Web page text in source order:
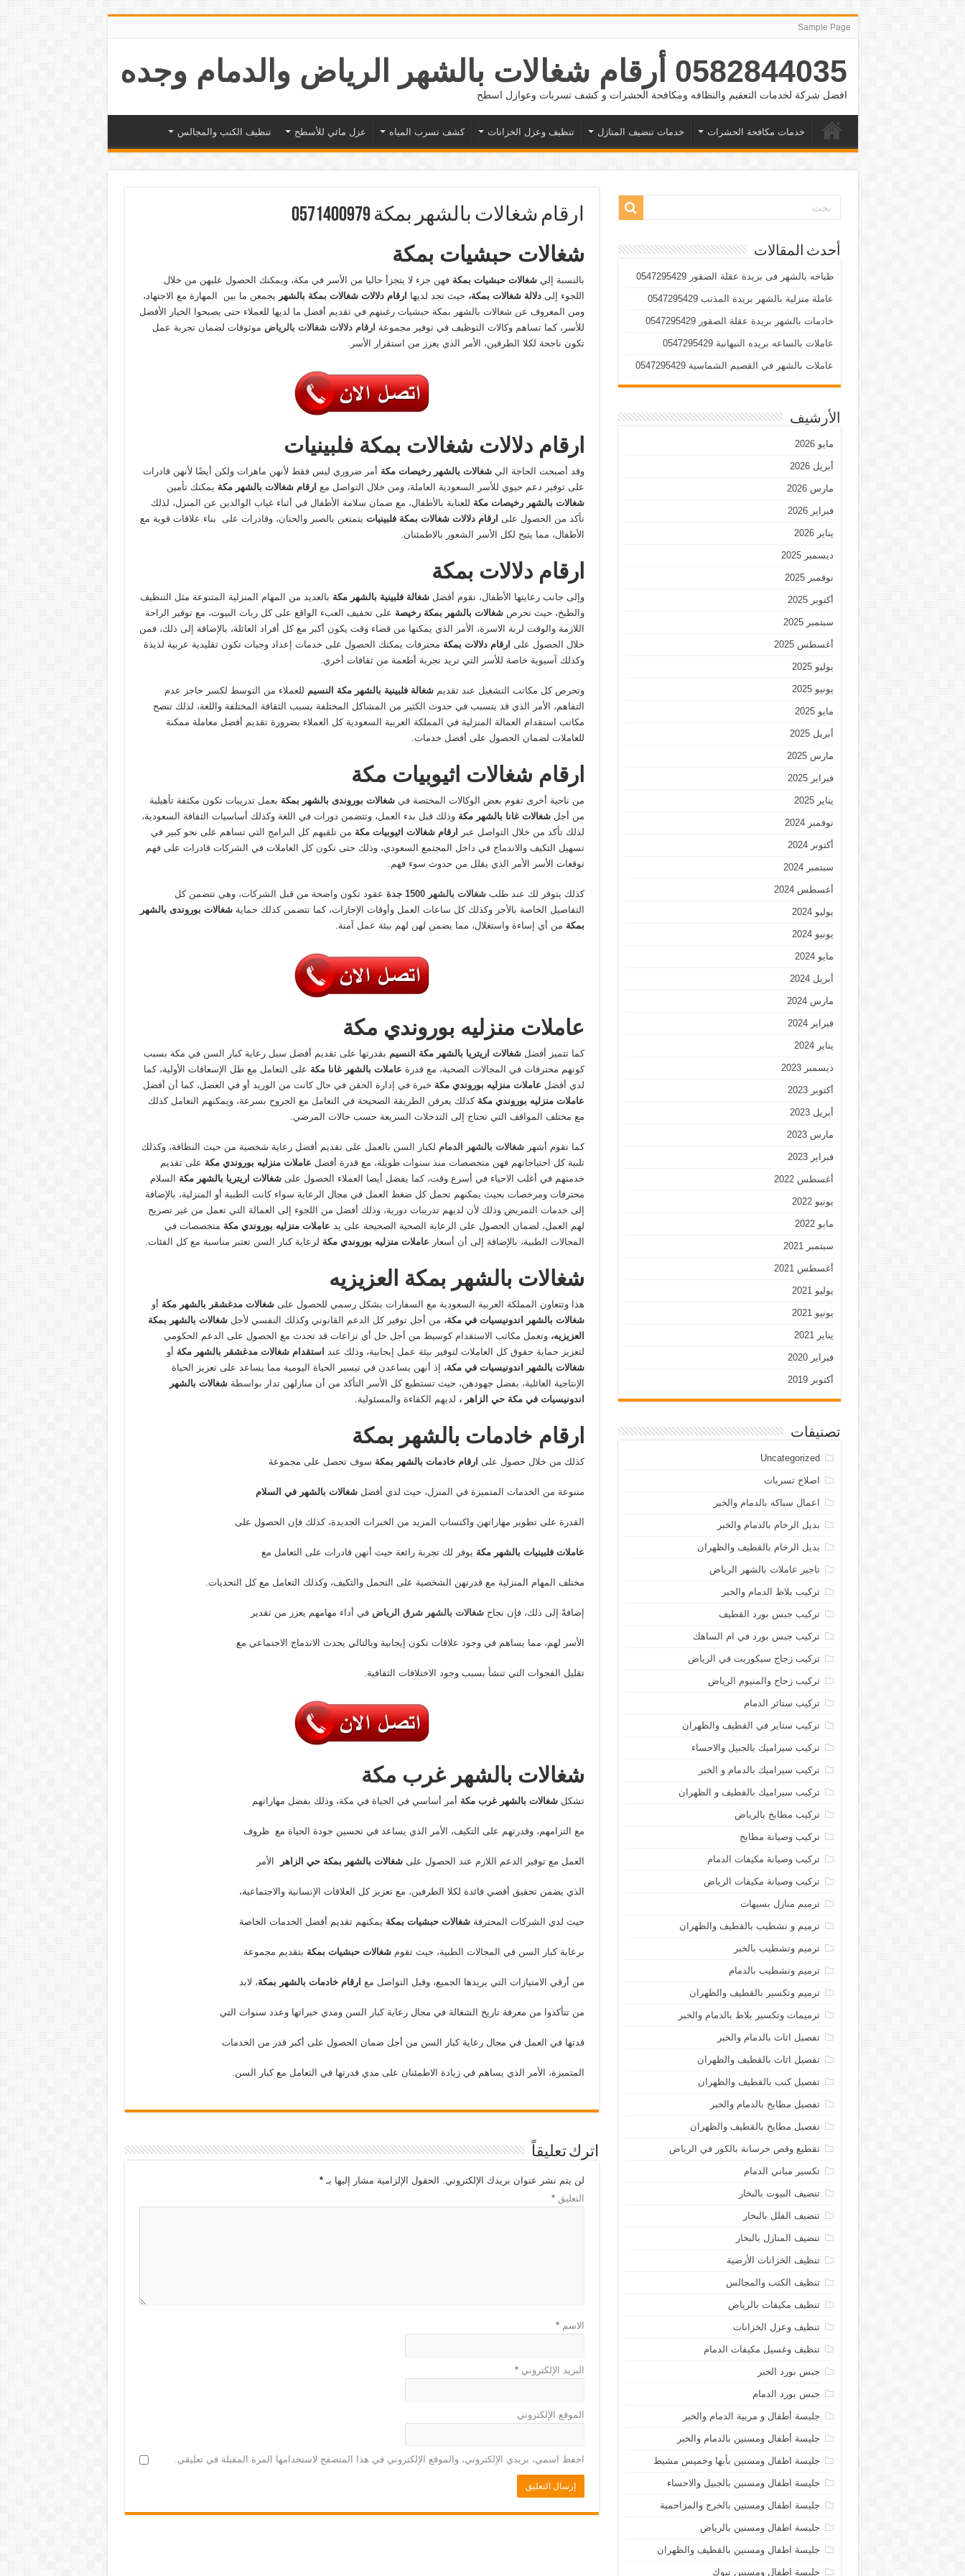
Sample Page
0582844035 أرقام شغالات بالشهر الرياض والدمام وجده
افضل شركة لخدمات التعقيم والنظافه ومكافحة الحشرات و كشف تسربات وعوازل اسطح
خدمات مكافحة الحشرات خدمات تنضيف المنازل تنظيف وعزل الخزانات كشف تسرب المياه عزل مائي للأسطح تنظيف الكنب والمجالس
ارقام شغالات بالشهر بمكة 0571400979
شغالات حبشيات بمكة
بالنسبة إليشغالات حبشيات بمكةفهن جزء لا يتجزأ حاليا من الأسر في مكة، ويمكنك الحصول عليهن من خلال
اللجوء إلىدلالة شغالات بمكة، حيث تجد لديها ارقام دلالات شغالات بمكة بالشهر يجمعن ما بين المهارة مع الاجتهاد،
ومن المعروف عن شغالات بالشهر بمكة حبشيات رغبتهم في تقديم أفضل ما لديها للعملاء حتى يصبحوا الخيار الأفضل
للأسر، كما تساهم وكالات التوظيف في توفير مجموعة ارقام دلالات شغالات بالرياض موثوقات لضمان تجربة عمل
تكون ناجحة لكلا الطرفين، الأمر الذي يعزز من استقرار الأسر.
ارقام دلالات شغالات بمكة فلبينيات
وقد أصبحت الحاجة اليشغالات بالشهر رخيصات مكة أمر ضروري ليس فقط لأنهن ماهرات ولكن أيضًا لأنهن قادرات
على توفير دعم حيوي للأسر السعودية العاملة، ومن خلال التواصل مع ارقام شغالات بالشهر مكة يمكنك تأمين
شغالات بالشهر رخيصات مكة للعناية بالأطفال، مع ضمان سلامة الأطفال في أثناء غياب الوالدين عن المنزل، لذلك
تأكد من الحصول على ارقام دلالات شغالات بمكة فلبينيات يتمتعن بالصبر والحنان، وقادرات على بناء علاقات قوية مع
الأطفال، مما يتيح لكل الأسر الشعور بالاطمئنان.
ارقام دلالات بمكة
وإلى جانب رعايتها الأطفال، تقوم أفضلشغالة فلبينية بالشهر مكة بالعديد من المهام المنزلية المتنوعة مثل التنظيف
والطبخ، حيث تحرصشغالات بالشهر بمكة رخيصة على تخفيف العبء الواقع على كل ربات البيوت، مع توفير الراحة
اللازمة والوقت لربة الاسرة، الأمر الذي يمكنها من قضاء وقت يكون أكبر مع كل أفراد العائلة، بالإضافة إلى ذلك، فمن
خلال الحصول على ارقام دلالات بمكة محترفات يمكنك الحصول على خدمات إعداد وجبات تكون تقليدية عربية لذيذة
وكذلك آسيوية خاصة للأسر التي تريد تجربة أطعمة من ثقافات أخري.
وتحرص كل مكاتب التشغيل عند تقديمشغالة فلبينية بالشهر مكة النسيم للعملاء من التوسط لكسر حاجز عدم
التفاهم، الأمر الذي قد يتسبب في حدوث الكثير من المشاكل المختلفة بسبب الثقافة المختلفة واللغة، لذلك تنصح
مكاتب استقدام العمالة المنزلية في المملكة العربية السعودية كل العملاء بضرورة تقديم أفضل معاملة ممكنة
للعاملات لضمان الحصول على أفضل خدمات.
ارقام شغالات اثيوبيات مكة
من ناحية أخرى تقوم بعض الوكالات المختصة فيشغالات بوروندى بالشهر بمكة بعمل تدريبات تكون مكثفة تأهيلية
من أجلشغالات غانا بالشهر مكة وذلك قبل بدء العمل، وتتضمن دورات في اللغة وكذلك أساسيات الثقافة السعودية،
لذلك تأكد من خلال التواصل عبر
ارقام شغالات اثيوبيات مكة من تلقيهم كل البرامج التي تساهم على نحو كبير في
تسهيل التكيف والاندماج في داخل المجتمع السعودي، وذلك حتى تكون كل العاملات في الشركات قادرات على فهم
توقعات الأسر الأمر الذي يقلل من حدوث سوء فهم.
كذلك يتوفر لك عند طلبشغالات بالشهر 1500 جدة
عقود تكون واضحة من قبل الشركات، وهي تتضمن كل
التفاصيل الخاصة بالأجر وكذلك كل ساعات العمل وأوقات الإجازات، كما تتضمن كذلك حمايةشغالات بوروندى بالشهر
بمكة من أي إساءة واستغلال، مما يضمن لهن لهم بيئة عمل آمنة.
عاملات منزليه بوروندي مكة
كما تتميز أفضلشغالات اريتريا بالشهر مكة النسيم بقدرتها على تقديم أفضل سبل رعاية كبار السن في مكة بسبب
كونهم محترفات في المجالات الصحية، مع قدرة عاملات بالشهر غانا مكة على التعامل مع طل الإسعافات الأولية، كما
لدي أفضل عاملات منزليه بوروندي مكة خبرة في إدارة الحقن في حال كانت من الوريد أو في العضل، كما أن أفضل
عاملات منزليه بوروندي مكة كذلك يعرفن الطريقة الصحيحة في التعامل مع الجروح بسرعة، ويمكنهم التعامل كذلك
مع مختلف المواقف التي تحتاج إلى التدخلات السريعة حسب حالات المرضي.
كما تقوم أشهرشغالات بالشهر الدمام لكبار السن بالعمل على تقديم أفضل رعاية شخصية من حيث النظافة، وكذلك
تلبية كل احتياجاتهم فهن متخصصات منذ سنوات طويلة، مع قدرة أفضل عاملات منزليه بوروندي مكة على تقديم
خدمتهم في أغلب الاحياء في أسرع وقت، كما يفضل أيضا العملاء الحصول علىشغالات اريتريا بالشهر مكة السلام
محترفات ومرخصات بحيث يمكنهم تحمل كل ضغط العمل في مجال الرعاية سواء كانت الطبية أو المنزلية، بالإضافة
إلى خدمات التمريض وذلك لأن لديهم تدريبات دورية، وذلك أفضل من اللجوء إلى العمالة التي تعمل من غير تصريح
لهم العمل، لضمان الحصول على الرعاية الصحية الصحيحة على يد عاملات منزليه بوروندي مكة متخصصات في
المجالات الطبية، بالإضافة إلى أن أسعار عاملات منزليه بوروندي مكة لرعاية كبار السن تعتبر مناسبة مع كل الفئات.
شغالات بالشهر بمكة العزيزيه
هذا وتتعاون المملكة العربية السعودية مع السفارات بشكل رسمي للحصول علىشغالات مدغشقر بالشهر مكة أو
شغالات بالشهر اندونيسيات في مكة، من أجل توفير كل الدعم القانوني وكذلك النفسي لأجلشغالات بالشهر بمكة
العزيزيه، وتعمل مكاتب الاستقدام كوسيط من أجل حل أي نزاعات قد تحدث مع الحصول على الدعم الحكومي
لتعزيز حماية حقوق كل العاملات لتوفير بيئة عمل إيجابية، وذلك عند استقدام شغالات مدغشقر بالشهر مكة أو
شغالات بالشهر اندونيسيات في مكة، إذ أنهن يساعدن في تيسير الحياة اليومية مما يساعد على تعزيز الحياة
الإنتاجية العائلية، بفضل جهودهن، حيث تستطيع كل الأسر التأكد من أن منازلهن تدار بواسطةشغالات بالشهر
اندونيسيات في مكة حي الزاهر ، لديهم الكفاءة والمسئولية.
ارقام خادمات بالشهر بمكة
كذلك من خلال حصول على ارقام خادمات بالشهر بمكة سوف تحصل على مجموعة
متنوعة من الخدمات المتميزة في المنزل، حيث لدي أفضلشغالات بالشهر في السلام
القدرة على تطوير مهاراتهن واكتساب المزيد من الخبرات الجديدة، كذلك فإن الحصول على
عاملات فلبينيات بالشهر مكة يوفر لك تجربة رائعة حيث أنهن قادرات على التعامل مع
مختلف المهام المنزلية مع قدرتهن الشخصية على التحمل والتكيف، وكذلك التعامل مع كل التحديات.
إضافةً إلى ذلك، فإن نجاحشغالات بالشهر شرق الرياض في أداء مهامهم يعزز من تقدير
الأسر لهم، مما يساهم في وجود علاقات تكون إيجابية وبالتالي يحدث الاندماج الاجتماعي مع
تقليل الفجوات التي تنشأ بسبب وجود الاختلافات الثقافية.
شغالات بالشهر غرب مكة
تشكلشغالات بالشهر غرب مكة أمر أساسي في الحياة في مكة، وذلك بفضل مهاراتهم
مع التزامهم، وقدرتهم على التكيف، الأمر الذي يساعد في تحسين جودة الحياة مع ظروف
العمل مع توفير الدعم اللازم عند الحصول علىشغالات بالشهر بمكة حي الزاهر الأمر
الذي يضمن تحقيق أقصي فائدة لكلا الطرفين، مع تعزيز كل العلاقات الإنسانية والاجتماعية،
حيث لدي الشركات المحترفةشغالات حبشيات بمكة يمكنهم تقديم أفضل الخدمات الخاصة
برعاية كبار السن في المجالات الطبية، حيث تقومشغالات حبشيات بمكة بتقديم مجموعة
من أرقي الامتيازات التي يريدها الجميع، وقبل التواصل مع ارقام خادمات بالشهر بمكة، لابد
من تتأكدوا من معرفة تاريخ الشغالة في مجال رعاية كبار السن ومدي خبراتها وعدد سنوات التي
قدتها في العمل في مجال رعاية كبار السن من أجل ضمان الحصول على أكبر قدر من الخدمات
المتميزة، الأمر الذي يساهم في زيادة الاطمئنان على مدي قدرتها في التعامل مع كبار السن.
اترك تعليقاً
لن يتم نشر عنوان بريدك الإلكتروني. الحقول الإلزامية مشار إليها بـ*
التعليق*
الاسم*
البريد الإلكتروني*
الموقع الإلكتروني
احفظ اسمي، بريدي الإلكتروني، والموقع الإلكتروني في هذا المتصفح لاستخدامها المرة المقبلة في تعليقي.
أحدث المقالات
طباخه بالشهر فى بريدة عقلة الصقور 0547295429
عاملة منزلية بالشهر بريدة المذنب 0547295429
خادمات بالشهر بريدة عقلة الصقور 0547295429
عاملات بالساعه بريده النبهانية 0547295429
عاملات بالشهر في القصيم الشماسية 0547295429
الأرشيف
مايو 2026
أبريل 2026
مارس 2026
فبراير 2026
يناير 2026
ديسمبر 2025
نوفمبر 2025
أكتوبر 2025
سبتمبر 2025
أغسطس 2025
يوليو 2025
يونيو 2025
مايو 2025
أبريل 2025
مارس 2025
فبراير 2025
يناير 2025
نوفمبر 2024
أكتوبر 2024
سبتمبر 2024
أغسطس 2024
يوليو 2024
يونيو 2024
مايو 2024
أبريل 2024
مارس 2024
فبراير 2024
يناير 2024
ديسمبر 2023
أكتوبر 2023
أبريل 2023
مارس 2023
فبراير 2023
أغسطس 2022
يونيو 2022
مايو 2022
سبتمبر 2021
أغسطس 2021
يوليو 2021
يونيو 2021
يناير 2021
فبراير 2020
أكتوبر 2019
تصنيفات
Uncategorized
اصلاح تسربات
اعمال سباكه بالدمام والخبر
بديل الرخام بالدمام والخبر
بديل الرخام بالقطيف والظهران
تاجير عاملات بالشهر الرياض
تركيب بلاط الدمام والخبر
تركيب جبس بورد القطيف
تركيب جبس بورد في ام الساهك
تركيب زجاج سيكوريت في الرياض
تركيب زحاح والمنيوم الرياض
تركيب ستائر الدمام
تركيب ستاير في القطيف والظهران
تركيب سيراميك بالجبيل والاحساء
تركيب سيراميك بالدمام و الخبر
تركيب سيراميك بالقطيف و الظهران
تركيب مطابخ بالرياض
تركيب وصيانة مطابخ
تركيب وصيانة مكيفات الدمام
تركيب وصيانة مكيفات الرياض
ترميم منازل بسيهات
ترميم و تشطيب بالقطيف والظهران
ترميم وتشطيب بالخبر
ترميم وتشطيب بالدمام
ترميم وتكسير بالقطيف والظهران
ترميمات وتكسير بلاط بالدمام والخبر
تفصيل اثاث بالدمام والخبر
تفصيل اثاث بالقطيف والظهران
تفصيل كنب بالقطيف والظهران
تفصيل مطابخ بالدمام والخبر
تفصيل مطايخ بالقطيف والظهران
تقطيع وقص خرسانة بالكور في الرياض
تكسير مباني الدمام
تنضيف البيوت بالبخار
تنضيف الفلل بالبخار
تنضيف المنازل بالبخار
تنظيف الخزانات الأرضية
تنظيف الكنب والمجالس
تنظيف مكيفات بالرياض
تنظيف وعزل الخزانات
تنظيف وغسيل مكيفات الدمام
جبس بورد الخبر
جبس بورد الدمام
جليسة أطفال و مربية الدمام والخبر
جليسة أطفال ومسنين بالدمام والخبر
جليسة اطفال ومسنين بأبها وخميس مشيط
جليسة اطفال ومسنين بالجبيل والاحساء
جليسة اطفال ومسنين بالخرج والمزاحمية
جليسة اطفال ومسنين بالرياض
جليسة اطفال ومسنين بالقطيف والظهران
جليسة اطفال ومسنين تبوك